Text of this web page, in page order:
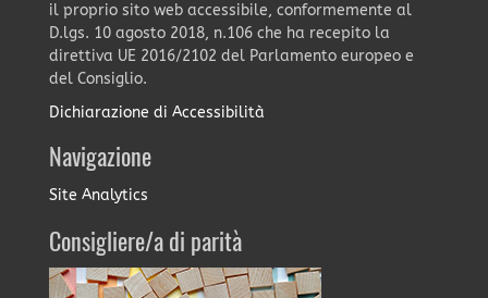
il proprio sito web accessibile, conformemente al
D.lgs. 10 agosto 2018, n.106 che ha recepito la
direttiva UE 2016/2102 del Parlamento europeo e
del Consiglio.
Dichiarazione di Accessibilità
Navigazione
Site Analytics
Consigliere/a di parità